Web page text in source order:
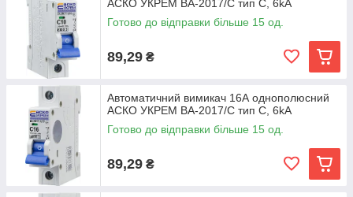
АСКО УКРЕМ ВА-2017/С тип C, 6kA
Готово до відправки більше 15 од.
89,29 ₴
Автоматичний вимикач 16А однополюсний
АСКО УКРЕМ ВА-2017/С тип C, 6kA
Готово до відправки більше 15 од.
89,29 ₴